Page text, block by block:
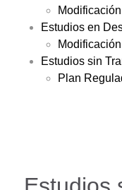
Estudios en
Estudios sin
Plan